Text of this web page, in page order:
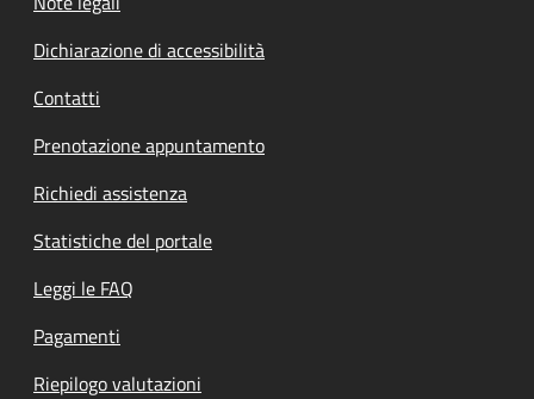
Dichiarazione di accessibilità
Contatti
Prenotazione appuntamento
Richiedi assistenza
Statistiche del portale
Leggi le FAQ
Pagamenti
Riepilogo valutazioni